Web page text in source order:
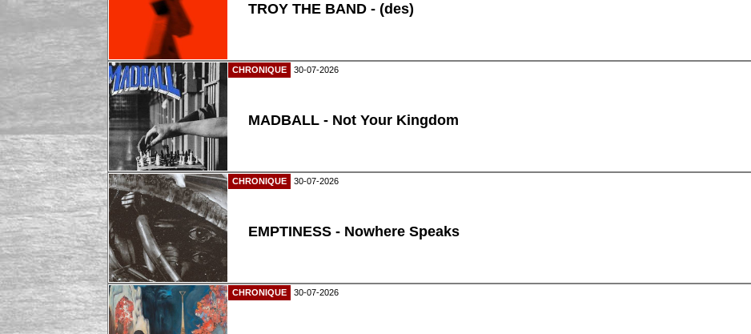
TROY THE BAND - (des)
CHRONIQUE 30-07-2026
MADBALL - Not Your Kingdom
CHRONIQUE 30-07-2026
EMPTINESS - Nowhere Speaks
CHRONIQUE 30-07-2026